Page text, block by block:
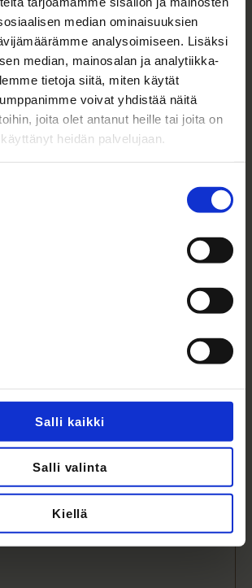
median ominaisuuksien
analysoimiseen. Lisäksi
median, mainosalan ja analytiikka-
tietoja siitä, miten käytät
voivat yhdistää näitä
joita olet antanut heille tai joita on
heidän palvelujaan.
Salli kaikki
Salli valinta
Kiellä